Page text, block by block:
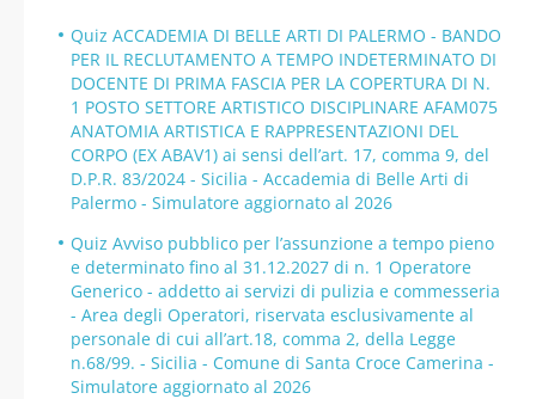
Quiz ACCADEMIA DI BELLE ARTI DI PALERMO - BANDO
PER IL RECLUTAMENTO A TEMPO INDETERMINATO DI
DOCENTE DI PRIMA FASCIA PER LA COPERTURA DI N.
1 POSTO SETTORE ARTISTICO DISCIPLINARE AFAM075
ANATOMIA ARTISTICA E RAPPRESENTAZIONI DEL
CORPO (EX ABAV1) ai sensi dell’art. 17, comma 9, del
D.P.R. 83/2024 - Sicilia - Accademia di Belle Arti di
Palermo - Simulatore aggiornato al 2026
Quiz Avviso pubblico per l’assunzione a tempo pieno
e determinato fino al 31.12.2027 di n. 1 Operatore
Generico - addetto ai servizi di pulizia e commesseria
- Area degli Operatori, riservata esclusivamente al
personale di cui all’art.18, comma 2, della Legge
n.68/99. - Sicilia - Comune di Santa Croce Camerina -
Simulatore aggiornato al 2026